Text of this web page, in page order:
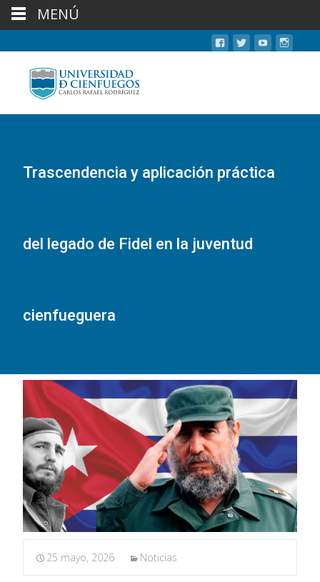
Trascendencia y aplicación práctica
del legado de Fidel en la juventud
cienfueguera
25 mayo, 2026 Noticias
MENÚ